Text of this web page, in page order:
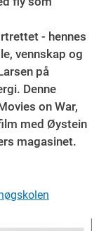
- hennes
vennskap og
på
Denne
on War,
med Øystein
magasinet.